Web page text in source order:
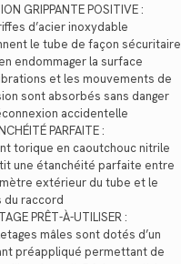
GRIPPANTE POSITIVE :
d’acier inoxydable
le tube de façon sécuritaire
endommager la surface
et les mouvements de
sont absorbés sans danger
accidentelle
PARFAITE :
torique en caoutchouc nitrile
une étanchéité parfaite entre
extérieur du tube et le
du raccord
PRÊT-À-UTILISER :
mâles sont dotés d’un
préappliqué permettant de